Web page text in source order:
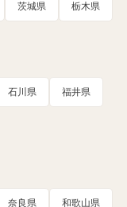
茨城県 栃木県
石川県 福井県
奈良県 和歌山県